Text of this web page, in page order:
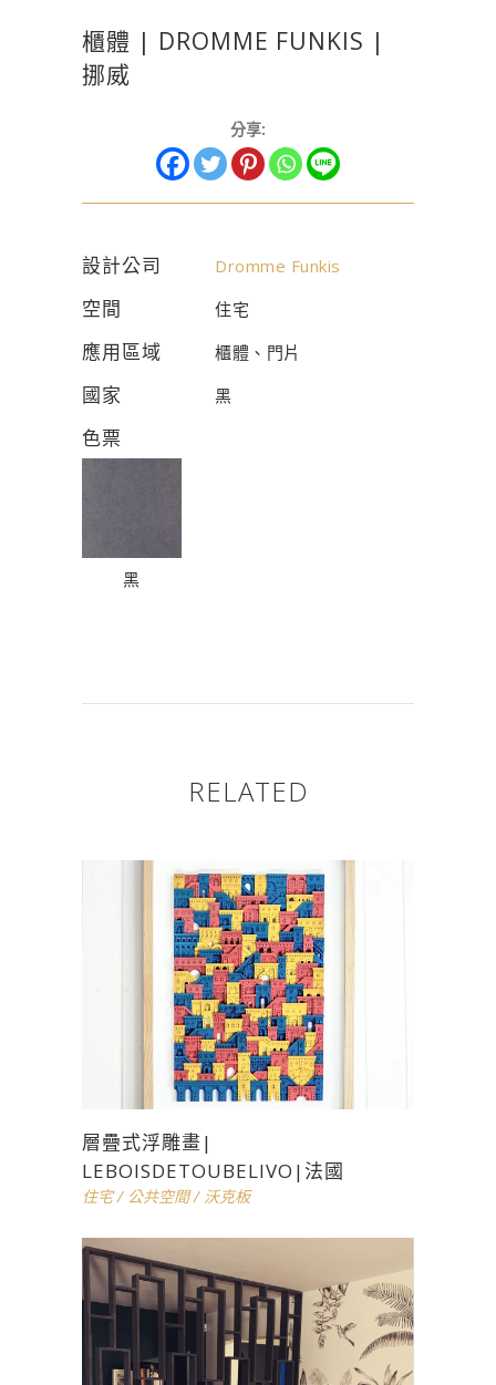
櫃體 | DROMME FUNKIS |
挪威
分享:
設計公司 Dromme Funkis
空間 住宅
應用區域 櫃體、門片
國家 黑
色票
黑
RELATED
層疊式浮雕畫|
LEBOISDETOUBELIVO|法國
住宅/ 公共空間/ 沃克板